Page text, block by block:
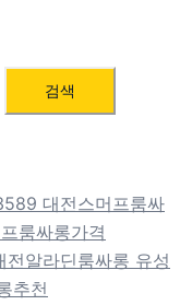
검색
대전스머프룸싸
룸싸롱가격
알라딘룸싸롱 유성
추천